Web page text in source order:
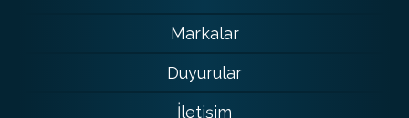
Markalar
Duyurular
İletişim